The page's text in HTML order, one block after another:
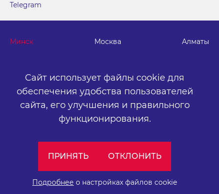
Сайт использует файлы cookie для
обеспечения удобства пользователей
сайта, его улучшения и правильного
функционирования.
ПРИНЯТЬ ОТКЛОНИТЬ
Подробнее о настройках файлов cookie
Минск Москва Алматы
г. Минск, м. "Парк Челюскинцев", бизнес-центр "Time"
ул. Толбухина, 2, эт. 5. ООО «Артокс Медиа», УНП
+375 (17) 388-72-73 info@artox-media.by
Обработка персональных данных
Публичный договор
Telegram